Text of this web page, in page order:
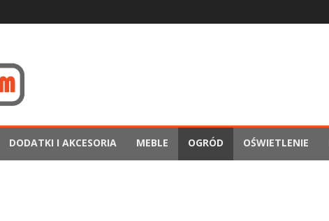
DODATKI I AKCESORIA MEBLE OGRÓD OŚWIETLENIE